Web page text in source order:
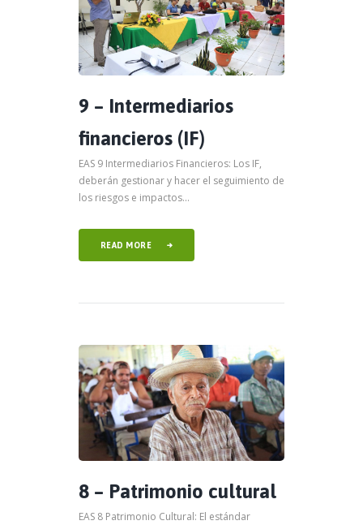
9 – Intermediarios
financieros (IF)
EAS 9 Intermediarios Financieros: Los IF,
deberán gestionar y hacer el seguimiento de
los riesgos e impactos...
READ MORE
8 – Patrimonio cultural
EAS 8 Patrimonio Cultural: El estándar